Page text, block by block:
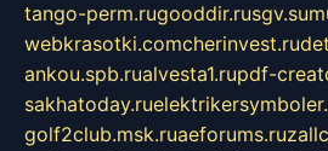
tango-perm.rugooddir.rusgv.su
webkrasotki.comcherinvest.ru
ankou.spb.rualvesta1.rupdf-
sakhatoday.ru
golf2club.msk.ruaeforums.ru